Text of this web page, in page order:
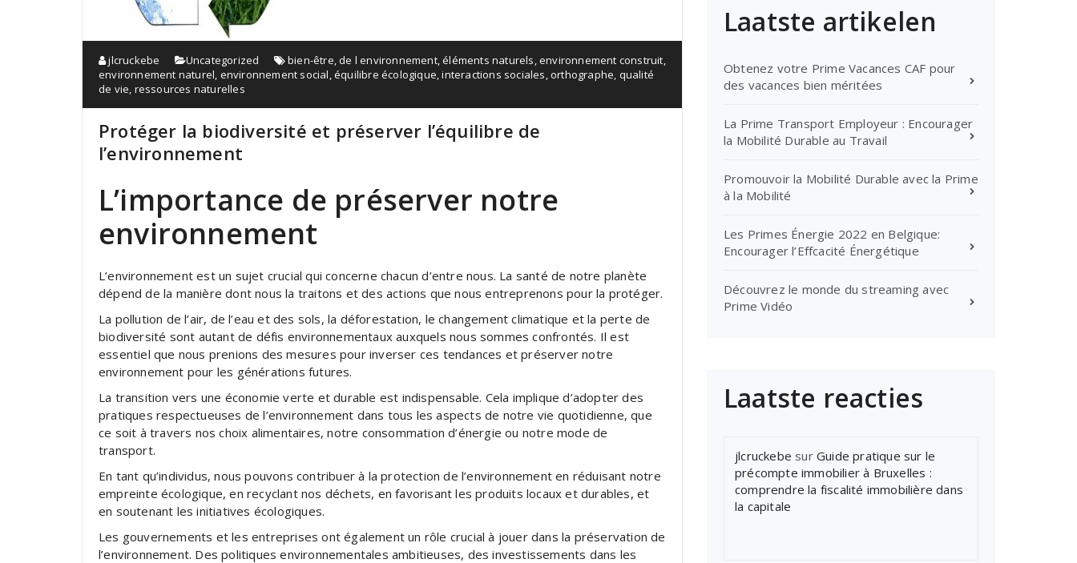
jlcruckebe Uncategorized bien-être,de l environnement,éléments naturels,environnement construit,
environnement naturel, environnement social,équilibre écologique,interactions sociales,orthographe, qualité
de vie, ressources naturelles
Protéger la biodiversité et préserver l’équilibre de
l’environnement
L’importance de préserver notre
environnement
L’environnement est un sujet crucial qui concerne chacun d’entre nous. La santé de notre planète
dépend de la manière dont nous la traitons et des actions que nous entreprenons pour la protéger.
La pollution de l’air, de l’eau et des sols, la déforestation, le changement climatique et la perte de
biodiversité sont autant de défis environnementaux auxquels nous sommes confrontés. Il est
essentiel que nous prenions des mesures pour inverser ces tendances et préserver notre
environnement pour les générations futures.
La transition vers une économie verte et durable est indispensable. Cela implique d’adopter des
pratiques respectueuses de l’environnement dans tous les aspects de notre vie quotidienne, que
ce soit à travers nos choix alimentaires, notre consommation d’énergie ou notre mode de
transport.
En tant qu’individus, nous pouvons contribuer à la protection de l’environnement en réduisant notre
empreinte écologique, en recyclant nos déchets, en favorisant les produits locaux et durables, et
en soutenant les initiatives écologiques.
Les gouvernements et les entreprises ont également un rôle crucial à jouer dans la préservation de
l’environnement. Des politiques environnementales ambitieuses, des investissements dans les
Laatste artikelen
Obtenez votre Prime Vacances CAF pour
des vacances bien méritées
La Prime Transport Employeur : Encourager
la Mobilité Durable au Travail
Promouvoir la Mobilité Durable avec la Prime
à la Mobilité
Les Primes Énergie 2022 en Belgique:
Encourager l’Effcacité Énergétique
Découvrez le monde du streaming avec
Prime Vidéo
Laatste reacties
jlcruckebe sur Guide pratique sur le
précompte immobilier à Bruxelles :
comprendre la fiscalité immobilière dans
la capitale